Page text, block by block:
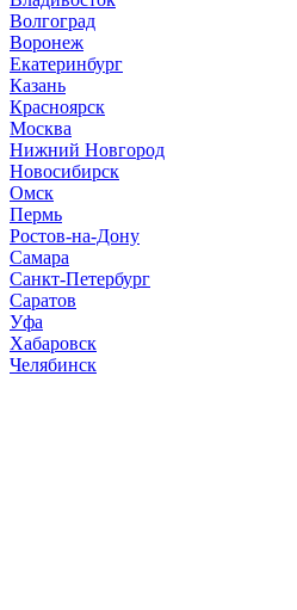
Волгоград
Воронеж
Екатеринбург
Казань
Красноярск
Москва
Нижний Новгород
Новосибирск
Омск
Пермь
Ростов-на-Дону
Самара
Санкт-Петербург
Саратов
Уфа
Хабаровск
Челябинск